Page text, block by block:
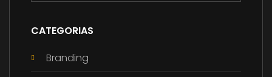
CATEGORIAS
Branding